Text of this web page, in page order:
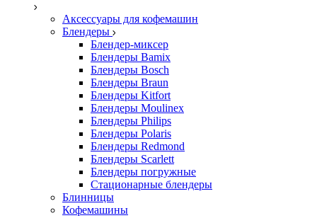
Аксессуары для кофемашин
Блендеры
Блендер-миксер
Блендеры Bamix
Блендеры Bosch
Блендеры Braun
Блендеры Kitfort
Блендеры Moulinex
Блендеры Philips
Блендеры Polaris
Блендеры Redmond
Блендеры Scarlett
Блендеры погружные
Стационарные блендеры
Блинницы
Кофемашины